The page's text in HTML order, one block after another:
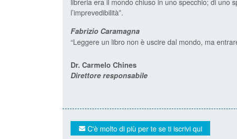
l’imprevedibilità”.
Fabrizio Caramagna
“Leggere un libro non è uscire dal mondo, ma
Dr. Carmelo Chines
Direttore responsabile
C'è molto di più per te se ti iscrivi qui